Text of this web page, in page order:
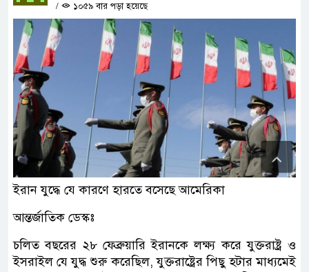
/
১০৫৯ বার পড়া হয়েছে
ইরান যুদ্ধে যে কারণে হারতে বসেছে আমেরিকা
আন্তর্জাতিক ডেস্কঃ
চলিত বছরের ২৮ ফেব্রুয়ারি ইরানকে লক্ষ্য করে যুক্তরাষ্ট্র ও
ইসরাইল যে যুদ্ধ শুরু করেছিল, যুক্তরাষ্ট্রের পিছু হটার মাধ্যমেই